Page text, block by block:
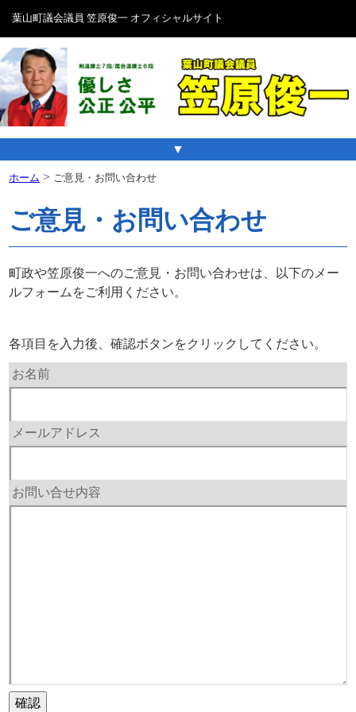
葉山町議会議員 笠原俊一 オフィシャルサイト
▼
ホーム > ご意見・お問い合わせ
ご意見・お問い合わせ
町政や笠原俊一へのご意見・お問い合わせは、以下のメー
ルフォームをご利用ください。
各項目を入力後、確認ボタンをクリックしてください。
お名前
メールアドレス
お問い合せ内容